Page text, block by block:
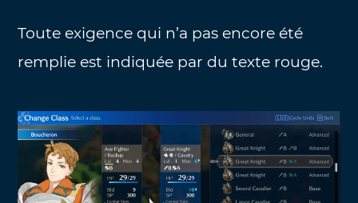
Toute exigence qui n’a pas encore été
remplie est indiquée par du texte rouge.